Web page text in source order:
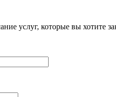
услуг, которые вы хотите